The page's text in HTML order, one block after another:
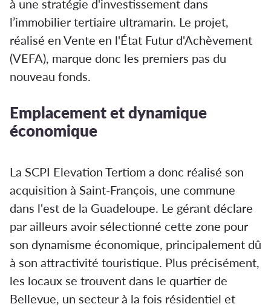
à une stratégie d'investissement dans
l’immobilier tertiaire ultramarin. Le projet,
réalisé en Vente en l'État Futur d'Achèvement
(VEFA), marque donc les premiers pas du
nouveau fonds.
Emplacement et dynamique
économique
La SCPI Elevation Tertiom a donc réalisé son
acquisition à Saint-François, une commune
dans l'est de la Guadeloupe. Le gérant déclare
par ailleurs avoir sélectionné cette zone pour
son dynamisme économique, principalement dû
à son attractivité touristique. Plus précisément,
les locaux se trouvent dans le quartier de
Bellevue, un secteur à la fois résidentiel et